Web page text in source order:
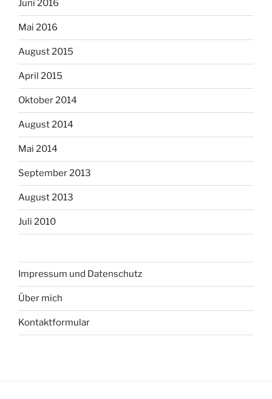
Juni 2016
Mai 2016
August 2015
April 2015
Oktober 2014
August 2014
Mai 2014
September 2013
August 2013
Juli 2010
Impressum und Datenschutz
Über mich
Kontaktformular